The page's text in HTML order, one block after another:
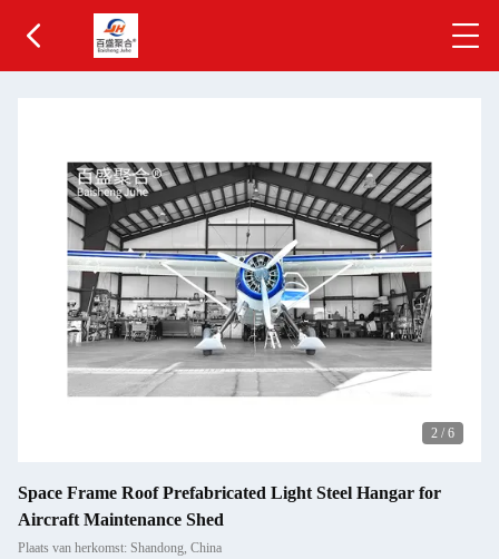
2 / 6
Space Frame Roof Prefabricated Light Steel Hangar for
Aircraft Maintenance Shed
Plaats van herkomst: Shandong, China